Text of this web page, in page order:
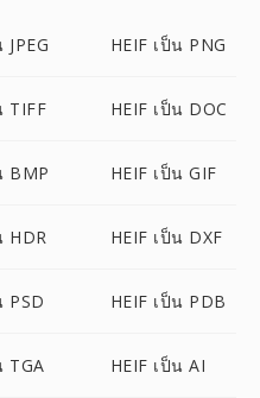
JPEG HEIF เป็น PNG
TIFF HEIF เป็น DOC
BMP HEIF เป็น GIF
HDR HEIF เป็น DXF
PSD HEIF เป็น PDB
TGA HEIF เป็น AI